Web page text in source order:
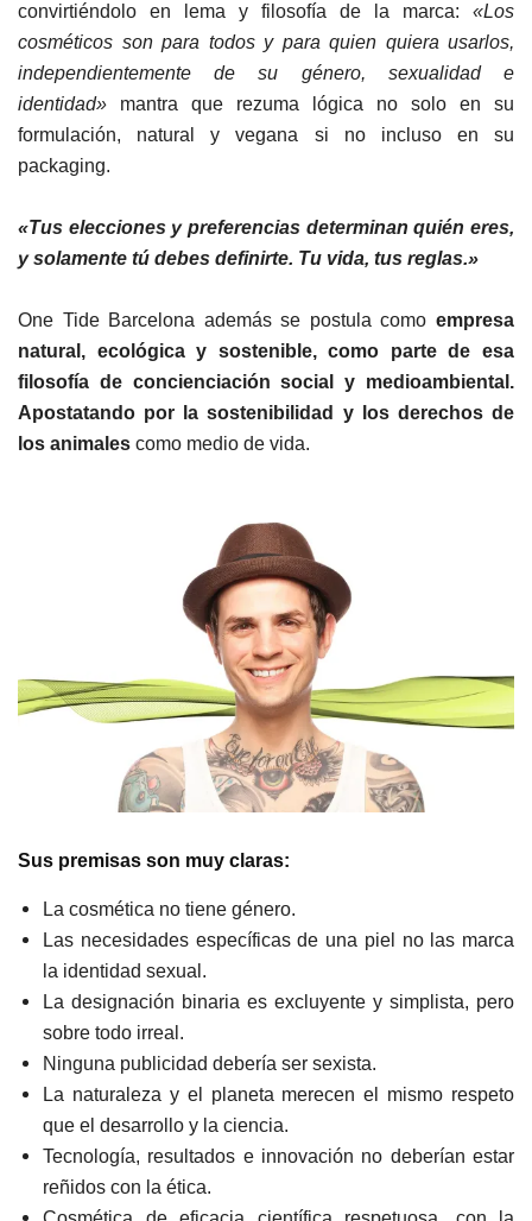
convirtiéndolo en lema y filosofía de la marca: «Los
cosméticos son para todos y para quien quiera usarlos,
independientemente de su género, sexualidad e
identidad» mantra que rezuma lógica no solo en su
formulación, natural y vegana si no incluso en su
packaging.
«Tus elecciones y preferencias determinan quién eres,
y solamente tú debes definirte. Tu vida, tus reglas.»
One Tide Barcelona además se postula como empresa
natural, ecológica y sostenible, como parte de esa
filosofía de concienciación social y medioambiental.
Apostatando por la sostenibilidad y los derechos de
los animales como medio de vida.
Sus premisas son muy claras:
La cosmética no tiene género.
Las necesidades específicas de una piel no las marca
la identidad sexual.
La designación binaria es excluyente y simplista, pero
sobre todo irreal.
Ninguna publicidad debería ser sexista.
La naturaleza y el planeta merecen el mismo respeto
que el desarrollo y la ciencia.
Tecnología, resultados e innovación no deberían estar
reñidos con la ética.